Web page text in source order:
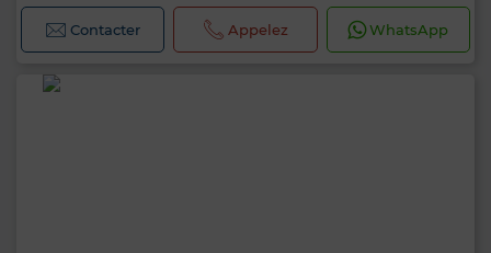
Contacter Appelez WhatsApp